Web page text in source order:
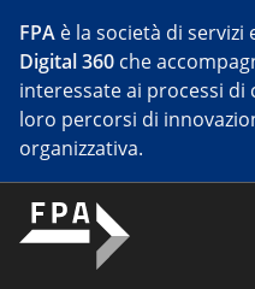
FPA è la società di servizi
Digital 360 che
interessate ai processi di
loro percorsi di
organizzativa.